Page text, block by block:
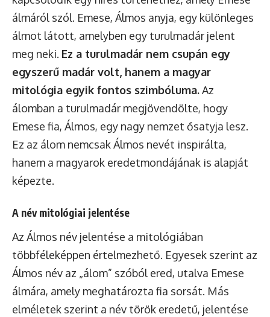
álmáról szól. Emese, Álmos anyja, egy különleges
álmot látott, amelyben egy turulmadár jelent
meg neki. Ez a turulmadár nem csupán egy
egyszerű madár volt, hanem a magyar
mitológia egyik fontos szimbóluma.Az
álomban a turulmadár megjövendölte, hogy
Emese fia, Álmos, egy nagy nemzet ősatyja lesz.
Ez az álom nemcsak Álmos nevét inspirálta,
hanem a magyarok eredetmondájának is alapját
képezte.
A név mitológiai jelentése
Az Álmos név jelentése a mitológiában
többféleképpen értelmezhető. Egyesek szerint az
Álmos név az „álom” szóból ered, utalva Emese
álmára, amely meghatározta fia sorsát. Más
elméletek szerint a név török eredetű, jelentése